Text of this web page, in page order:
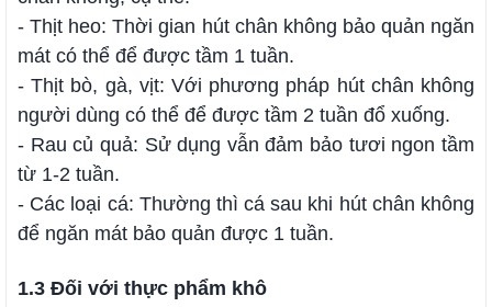
- Thịt heo: Thời gian hút chân không bảo quản ngăn
mát có thể để được tầm 1 tuần.
- Thịt bò, gà, vịt: Với phương pháp hút chân không
người dùng có thể để được tầm 2 tuần đổ xuống.
- Rau củ quả: Sử dụng vẫn đảm bảo tươi ngon tầm
từ 1-2 tuần.
- Các loại cá: Thường thì cá sau khi hút chân không
để ngăn mát bảo quản được 1 tuần.
1.3 Đối với thực phẩm khô